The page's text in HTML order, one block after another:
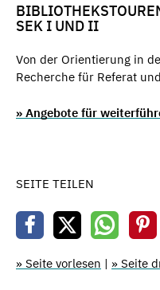
SEK I UND II
Von der Orientierung in
Recherche für Referat
» Angebote für
SEITE TEILEN
» Seite vorlesen | » Seite